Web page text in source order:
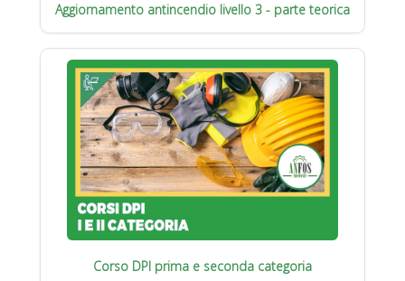
Aggiornamento antincendio livello 3 - parte teorica
Corso DPI prima e seconda categoria